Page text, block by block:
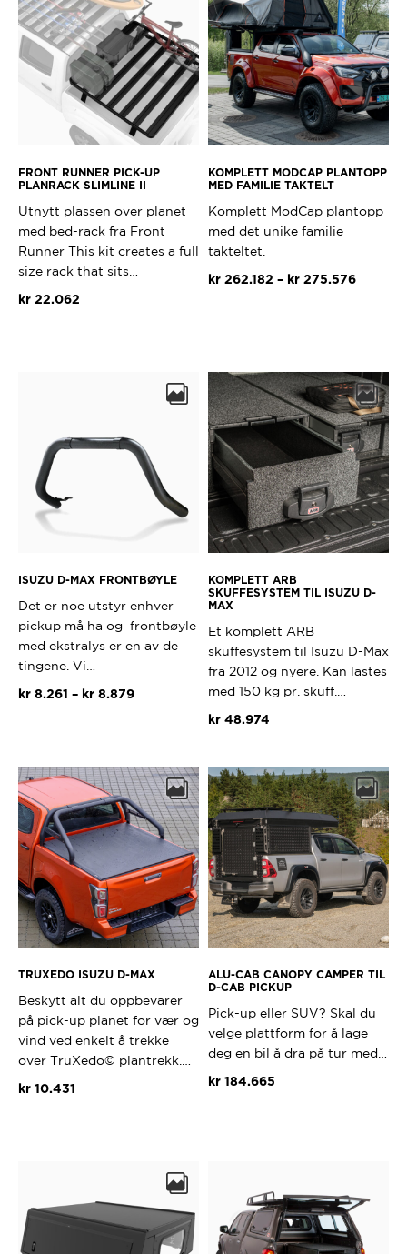
FRONT RUNNER PICK-UP
PLANRACK SLIMLINE II
Utnytt plassen over planet
med bed-rack fra Front
Runner This kit creates a full
size rack that sits…
kr22.062
KOMPLETT MODCAP PLANTOPP
MED FAMILIE TAKTELT
Komplett ModCap plantopp
med det unike familie
takteltet.
kr 262.182 – kr 275.576
ISUZU D-MAX FRONTBØYLE
Det er noe utstyr enhver
pickup må ha og frontbøyle
med ekstralys er en av de
tingene. Vi…
kr8.261 – kr8.879Prisområde:
har
flere
varianter.
Alternativene
kan
velges
på
produktsiden
KOMPLETT ARB
SKUFFESYSTEM TIL ISUZU D-
MAX
Et komplett ARB
skuffesystem til Isuzu D-Max
fra 2012 og nyere. Kan lastes
med 150 kg pr. skuff.…
kr 48.974
TRUXEDO ISUZU D-MAX
Beskytt alt du oppbevarer
på pick-up planet for vær og
vind ved enkelt å trekke
over TruXedo© plantrekk.…
kr10.431
flere
Alternativene
kan
ALU-CAB CANOPY CAMPER TIL
D-CAB PICKUP
Pick-up eller SUV? Skal du
velge plattform for å lage
deg en bil å dra på tur med…
kr 184.665